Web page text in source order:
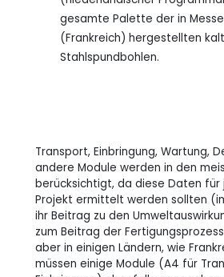
gesamte Palette der in
(Frankreich) hergestellten
Stahlspundbohlen.
Transport, Einbringung, Wartung,
andere Module werden in den
berücksichtigt, da diese Daten für
Projekt ermittelt werden sollten
ihr Beitrag zu den
zum Beitrag der
aber in einigen Ländern, wie
müssen einige Module (A4 für